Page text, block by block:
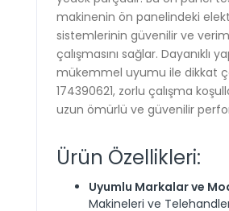
makinenin ön panelindeki
sistemlerinin güvenilir ve
çalışmasını sağlar. Dayanıklı
mükemmel uyumu ile dikkat
174390621, zorlu çalışma
uzun ömürlü ve güvenilir
Ürün Özellikleri:
Uyumlu Markalar ve
Makineleri ve